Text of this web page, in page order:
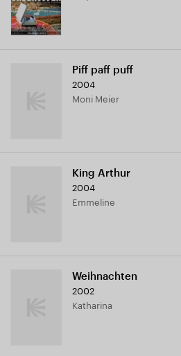
Piff paff puff
2004
Moni Meier
King Arthur
2004
Emmeline
Weihnachten
2002
Katharina